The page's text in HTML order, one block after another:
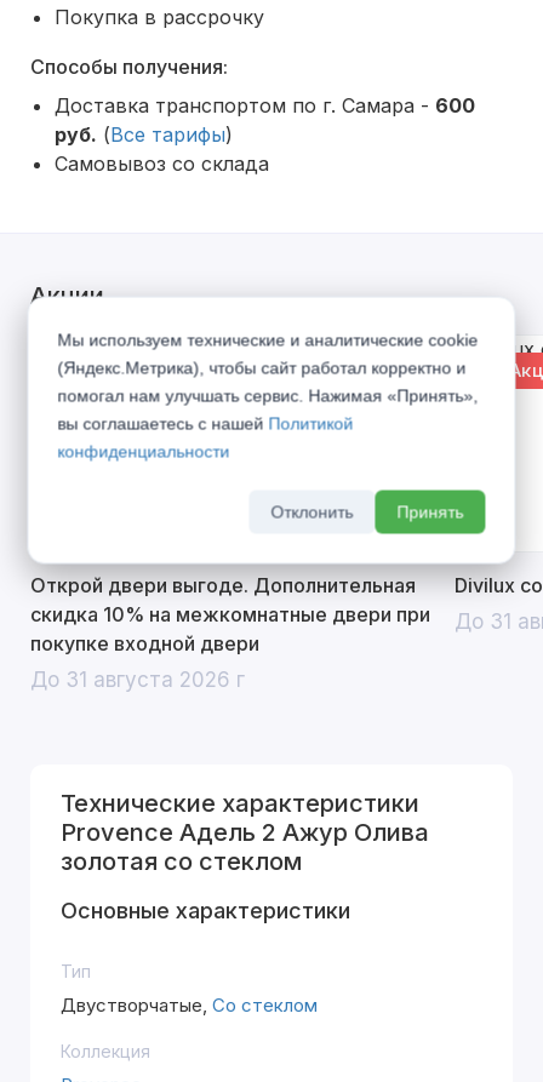
Покупка в рассрочку
Способы получения:
Доставка транспортом по г. Самара - 600
руб. (Все тарифы)
Самовывоз со склада
Акции
% Акция
Открой двери выгоде. Дополнительная
скидка 10% на межкомнатные двери при
покупке входной двери
До 31 августа 2026 г
%
Divilux
До 31
Технические характеристики
Provence Адель 2 Ажур Олива
золотая со стеклом
Основные характеристики
Тип
Двустворчатые, Со стеклом
Коллекция
Мы используем технические и аналитические cookie
(Яндекс.Метрика), чтобы сайт работал корректно и
помогал нам улучшать сервис. Нажимая «Принять»,
вы соглашаетесь с нашей Политикой
конфиденциальности
Отклонить Принять